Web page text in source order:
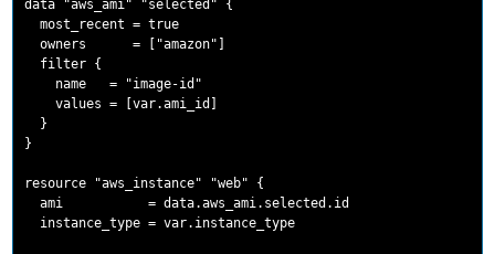
data "aws_ami" "selected" {
  most_recent = true
  owners      = ["amazon"]
  filter {
    name   = "image-id"
    values = [var.ami_id]
  }
}
resource "aws_instance" "web" {
  ami           = data.aws_ami.selected.id
  instance_type = var.instance_type